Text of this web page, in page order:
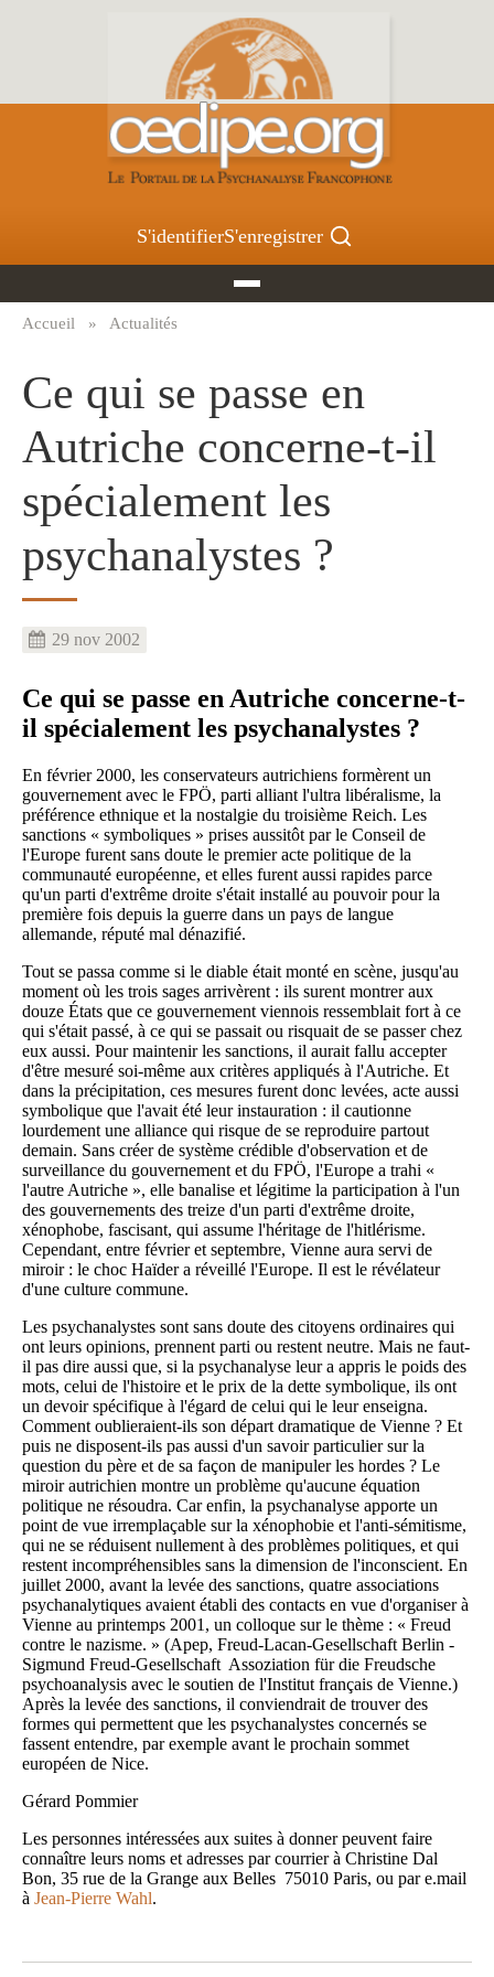
S'identifierS'enregistrer
d'Ariane
Accueil Actualités
Ce qui se passe en
Autriche concerne-t-il
spécialement les
psychanalystes ?
29 nov 2002
Ce qui se passe en Autriche concerne-t-
il spécialement les psychanalystes ?
En février 2000, les conservateurs autrichiens formèrent un
gouvernement avec le FPÖ, parti alliant l'ultra libéralisme, la
préférence ethnique et la nostalgie du troisième Reich. Les
sanctions « symboliques » prises aussitôt par le Conseil de
l'Europe furent sans doute le premier acte politique de la
communauté européenne, et elles furent aussi rapides parce
qu'un parti d'extrême droite s'était installé au pouvoir pour la
première fois depuis la guerre dans un pays de langue
allemande, réputé mal dénazifié.
Tout se passa comme si le diable était monté en scène, jusqu'au
moment où les trois sages arrivèrent : ils surent montrer aux
douze États que ce gouvernement viennois ressemblait fort à ce
qui s'était passé, à ce qui se passait ou risquait de se passer chez
eux aussi. Pour maintenir les sanctions, il aurait fallu accepter
d'être mesuré soi-même aux critères appliqués à l'Autriche. Et
dans la précipitation, ces mesures furent donc levées, acte aussi
symbolique que l'avait été leur instauration : il cautionne
lourdement une alliance qui risque de se reproduire partout
demain. Sans créer de système crédible d'observation et de
surveillance du gouvernement et du FPÖ, l'Europe a trahi «
l'autre Autriche », elle banalise et légitime la participation à l'un
des gouvernements des treize d'un parti d'extrême droite,
xénophobe, fascisant, qui assume l'héritage de l'hitlérisme.
Cependant, entre février et septembre, Vienne aura servi de
miroir : le choc Haïder a réveillé l'Europe. Il est le révélateur
d'une culture commune.
Les psychanalystes sont sans doute des citoyens ordinaires qui
ont leurs opinions, prennent parti ou restent neutre. Mais ne faut-
il pas dire aussi que, si la psychanalyse leur a appris le poids des
mots, celui de l'histoire et le prix de la dette symbolique, ils ont
un devoir spécifique à l'égard de celui qui le leur enseigna.
Comment oublieraient-ils son départ dramatique de Vienne ? Et
puis ne disposent-ils pas aussi d'un savoir particulier sur la
question du père et de sa façon de manipuler les hordes ? Le
miroir autrichien montre un problème qu'aucune équation
politique ne résoudra. Car enfin, la psychanalyse apporte un
point de vue irremplaçable sur la xénophobie et l'anti-sémitisme,
qui ne se réduisent nullement à des problèmes politiques, et qui
restent incompréhensibles sans la dimension de l'inconscient. En
juillet 2000, avant la levée des sanctions, quatre associations
psychanalytiques avaient établi des contacts en vue d'organiser à
Vienne au printemps 2001, un colloque sur le thème : « Freud
contre le nazisme. » (Apep, Freud-Lacan-Gesellschaft Berlin ­
Sigmund Freud-Gesellschaft ­ Assoziation für die Freudsche
psychoanalysis avec le soutien de l'Institut français de Vienne.)
Après la levée des sanctions, il conviendrait de trouver des
formes qui permettent que les psychanalystes concernés se
fassent entendre, par exemple avant le prochain sommet
européen de Nice.
Gérard Pommier
Les personnes intéressées aux suites à donner peuvent faire
connaître leurs noms et adresses par courrier à Christine Dal
Bon, 35 rue de la Grange aux Belles ­ 75010 Paris, ou par e.mail
à Jean-Pierre Wahl.